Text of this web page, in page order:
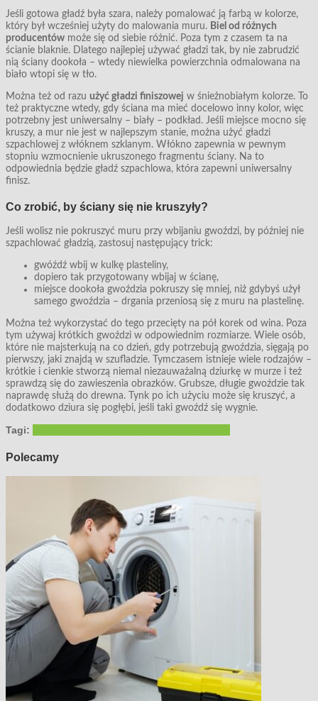
Jeśli gotowa gładź była szara, należy pomalować ją farbą w kolorze,
który był wcześniej użyty do malowania muru. Biel od różnych
producentów może się od siebie różnić. Poza tym z czasem ta na
ścianie blaknie. Dlatego najlepiej używać gładzi tak, by nie zabrudzić
nią ściany dookoła – wtedy niewielka powierzchnia odmalowana na
biało wtopi się w tło.
Można też od razu użyć gładzi finiszowej w śnieżnobiałym kolorze. To
też praktyczne wtedy, gdy ściana ma mieć docelowo inny kolor, więc
potrzebny jest uniwersalny – biały – podkład. Jeśli miejsce mocno się
kruszy, a mur nie jest w najlepszym stanie, można użyć gładzi
szpachlowej z włóknem szklanym. Włókno zapewnia w pewnym
stopniu wzmocnienie ukruszonego fragmentu ściany. Na to
odpowiednia będzie gładź szpachlowa, która zapewni uniwersalny
finisz.
Co zrobić, by ściany się nie kruszyły?
Jeśli wolisz nie pokruszyć muru przy wbijaniu gwoździ, by później nie
szpachlować gładzią, zastosuj następujący trick:
gwóźdź wbij w kulkę plasteliny,
dopiero tak przygotowany wbijaj w ścianę,
miejsce dookoła gwoździa pokruszy się mniej, niż gdybyś użył
samego gwoździa – drgania przeniosą się z muru na plastelinę.
Można też wykorzystać do tego przecięty na pół korek od wina. Poza
tym używaj krótkich gwoździ w odpowiednim rozmiarze. Wiele osób,
które nie majsterkują na co dzień, gdy potrzebują gwoździa, sięgają po
pierwszy, jaki znajdą w szufladzie. Tymczasem istnieje wiele rodzajów –
krótkie i cienkie stworzą niemal niezauważalną dziurkę w murze i też
sprawdzą się do zawieszenia obrazków. Grubsze, długie gwoździe tak
naprawdę służą do drewna. Tynk po ich użyciu może się kruszyć, a
dodatkowo dziura się pogłębi, jeśli taki gwoźdź się wygnie.
Tagi:
Polecamy